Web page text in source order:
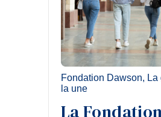
Fondation Dawson,
la une
La